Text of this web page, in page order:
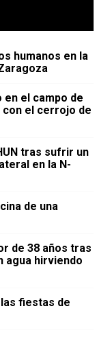
humanos en la
en el campo de
el cerrojo de
tras sufrir un
en la N-
de una
de 38 años tras
agua hirviendo
las fiestas de